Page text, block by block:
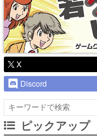
X
Discord
ピックアップ